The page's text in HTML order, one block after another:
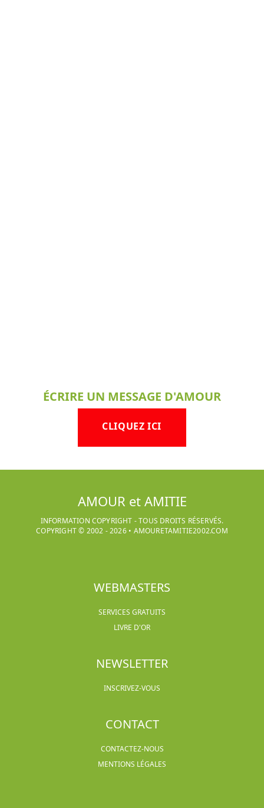
ÉCRIRE UN MESSAGE D'AMOUR
CLIQUEZ ICI
AMOUR et AMITIE
INFORMATION COPYRIGHT - TOUS DROITS RÉSERVÉS.
COPYRIGHT © 2002 -2026• AMOURETAMITIE2002.COM
WEBMASTERS
SERVICES GRATUITS
LIVRE D'OR
NEWSLETTER
INSCRIVEZ-VOUS
CONTACT
CONTACTEZ-NOUS
MENTIONS LÉGALES